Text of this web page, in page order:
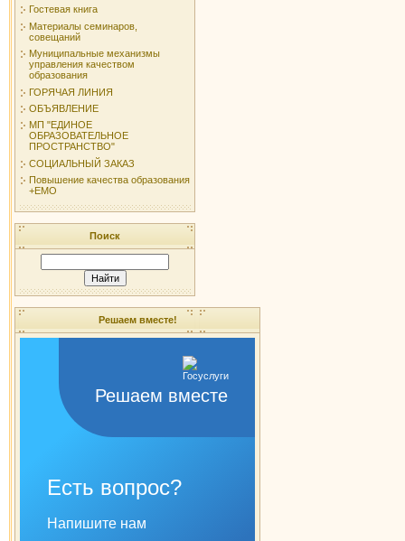
Гостевая книга
Материалы семинаров,
совещаний
Муниципальные механизмы
управления качеством
образования
ГОРЯЧАЯ ЛИНИЯ
ОБЪЯВЛЕНИЕ
МП "ЕДИНОЕ
ОБРАЗОВАТЕЛЬНОЕ
ПРОСТРАНСТВО"
СОЦИАЛЬНЫЙ ЗАКАЗ
Повышение качества образования
+ЕМО
Поиск
Решаем вместе!
Решаем вместе
Есть вопрос?
Напишите нам